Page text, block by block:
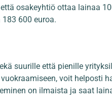
osakeyhtiö ottaa lainaa
600 euroa.
suurille että pienille
voit helposti
on ilmaista ja saat